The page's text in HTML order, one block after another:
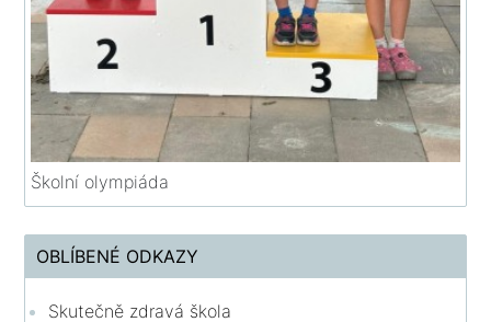
Školní olympiáda
OBLÍBENÉ ODKAZY
Skutečně zdravá škola